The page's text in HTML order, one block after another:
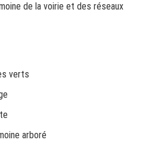
de la voirie et des réseaux
verts
arboré